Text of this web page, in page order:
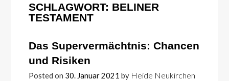
SCHLAGWORT: BELINER
TESTAMENT
Das Supervermächtnis: Chancen
und Risiken
Posted on 30. Januar 2021 by Heide Neukirchen